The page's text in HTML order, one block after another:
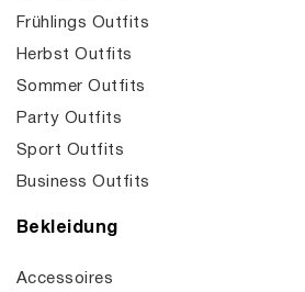
Frühlings Outfits
Herbst Outfits
Sommer Outfits
Party Outfits
Sport Outfits
Business Outfits
Bekleidung
Accessoires